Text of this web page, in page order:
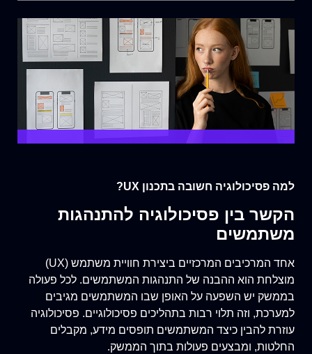
למה פסיכולוגיה חשובה בתכנון UX?
הקשר בין פסיכולוגיה להתנהגות
משתמשים
אחד המרכיבים המרכזיים ביצירת חוויית משתמש (UX)
מוצלחת הוא ההבנה של התנהגות המשתמשים. לכל פעולה
בממשק יש השפעה על האופן שבו המשתמשים מגיבים
למערכת, וזה תלוי רבות בתהליכים פסיכולוגיים. פסיכולוגיה
עוזרת להבין כיצד המשתמשים תופסים מידע, מקבלים
החלטות, ומבצעים פעולות בתוך הממשק.